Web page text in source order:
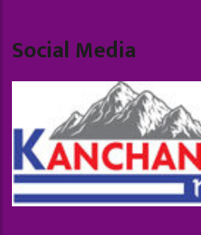
Social Media